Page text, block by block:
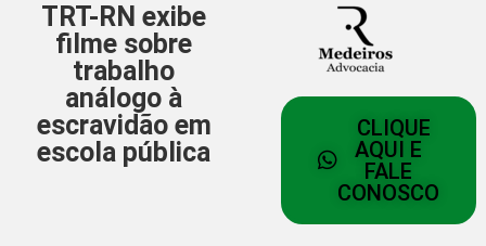
TRT-RN exibe
filme sobre
trabalho
análogo à
escravidão em
escola pública
CLIQUE
AQUI E
FALE
CONOSCO